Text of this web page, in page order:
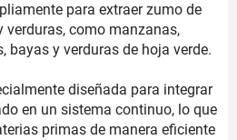
para extraer zumo de
verduras, como manzanas,
bayas y verduras de hoja verde.
diseñada para integrar
en un sistema continuo, lo que
primas de manera eficiente